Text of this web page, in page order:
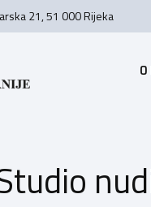
21, 51 000 Rijeka